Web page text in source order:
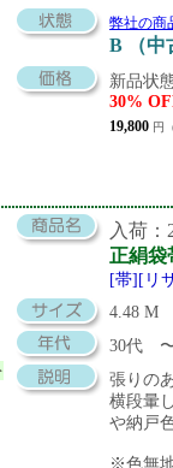
弊社の商
B （中
新品状
30%
19,800 円
入荷：
正絹袋
[帯][リ
4.48 M
30代
張りの
横段暈
や納戸
※色無